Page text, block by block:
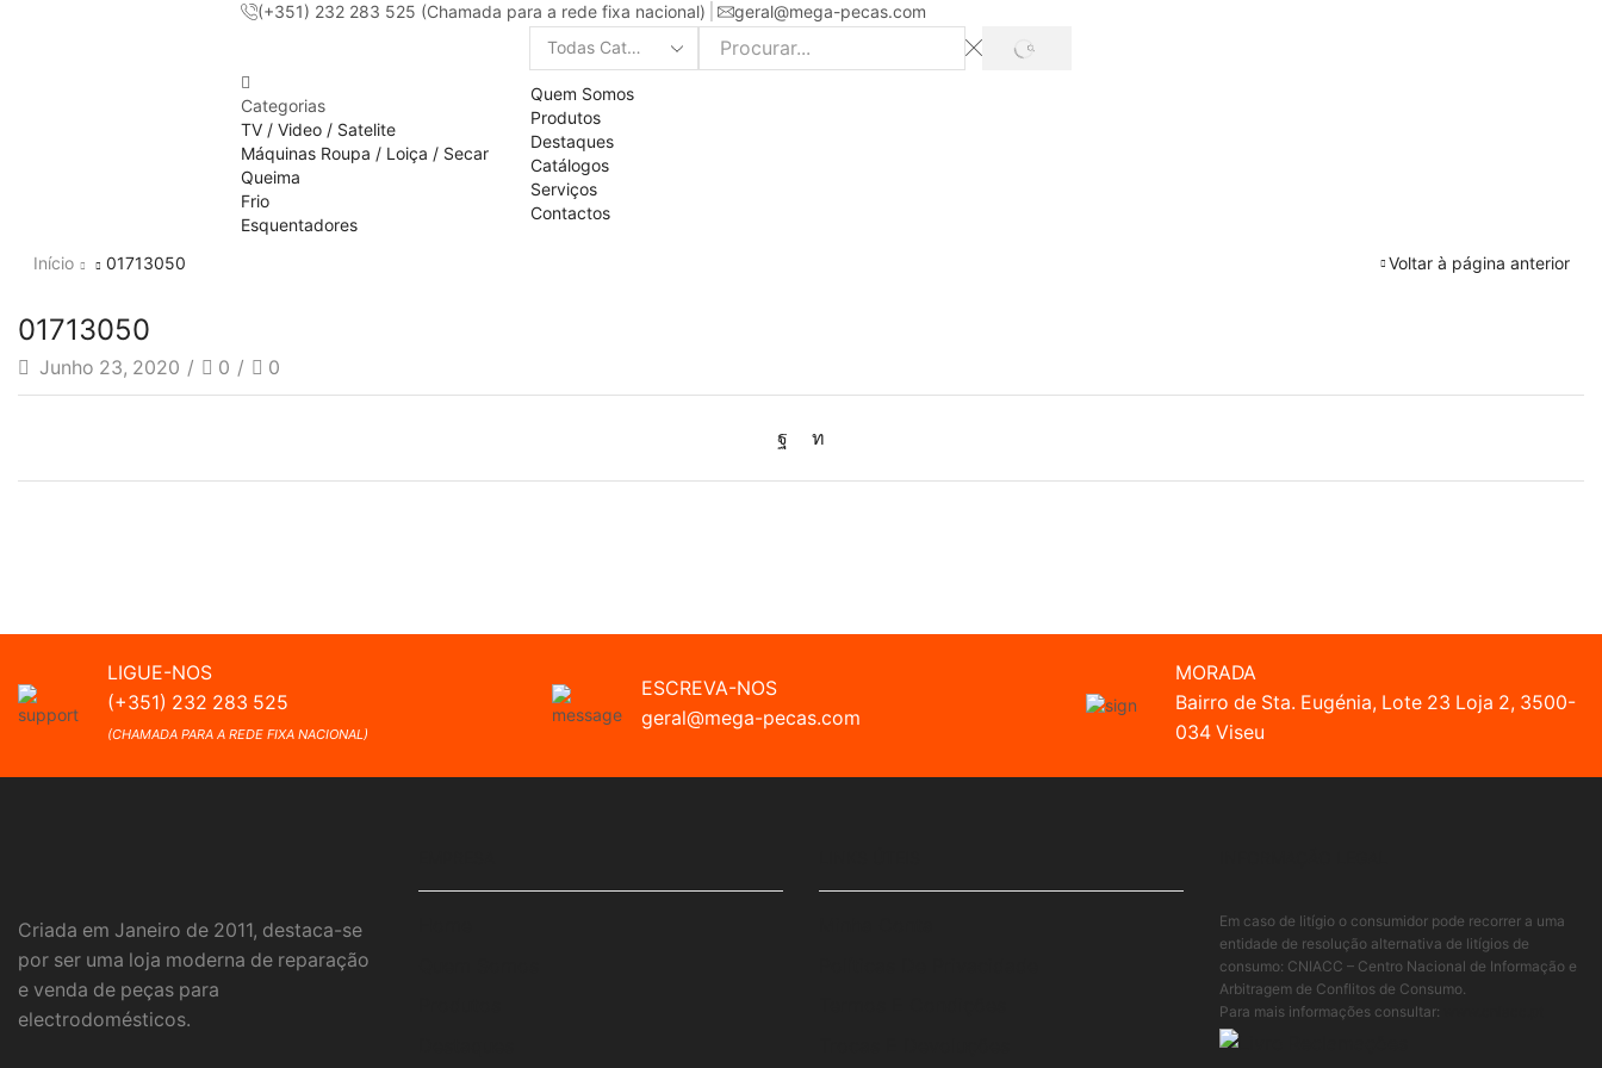
(+351) 232 283 525 (Chamada para a rede fixa nacional) geral@mega-pecas.com
Search
PROCURAR
Categorias
TV / Video / Satelite
Máquinas Roupa / Loiça / Secar
Queima
Frio
Esquentadores
Quem Somos
Produtos
Destaques
Catálogos
Serviços
Contactos
Voltar à página anterior
Início 01713050
01713050
Junho 23, 2020 / 0 / 0
LIGUE-NOS
(+351) 232 283 525
(CHAMADA PARA A REDE FIXA NACIONAL)
ESCREVA-NOS
geral@mega-pecas.com
MORADA
Bairro de Sta. Eugénia, Lote 23 Loja 2, 3500-
034 Viseu
Criada em Janeiro de 2011, destaca-se
por ser uma loja moderna de reparação
e venda de peças para
electrodomésticos.
Em caso de litígio o consumidor pode recorrer a uma
entidade de resolução alternativa de litígios de
consumo: CNIACC – Centro Nacional de Informação e
Arbitragem de Conflitos de Consumo.
Para mais informações consultar: